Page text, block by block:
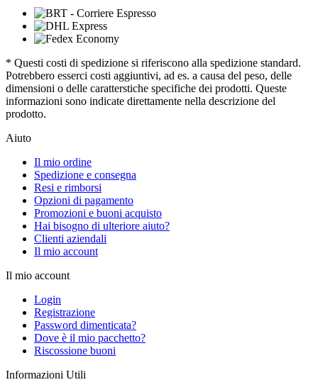
* Questi costi di spedizione si riferiscono alla spedizione standard.
Potrebbero esserci costi aggiuntivi, ad es. a causa del peso, delle
dimensioni o delle caratterstiche specifiche dei prodotti. Queste
informazioni sono indicate direttamente nella descrizione del
prodotto.
Aiuto
Il mio ordine
Spedizione e consegna
Resi e rimborsi
Opzioni di pagamento
Promozioni e buoni acquisto
Hai bisogno di ulteriore aiuto?
Clienti aziendali
Il mio account
Il mio account
Login
Registrazione
Password dimenticata?
Dove è il mio pacchetto?
Riscossione buoni
Informazioni Utili